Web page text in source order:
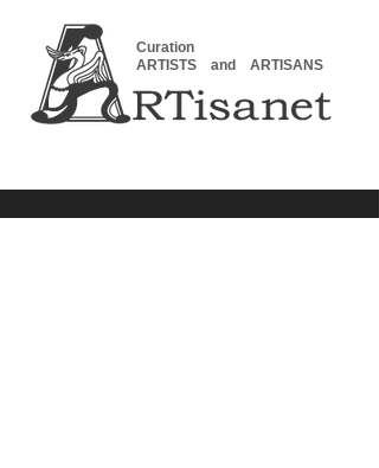
Curation
ARTISTS and ARTISANS